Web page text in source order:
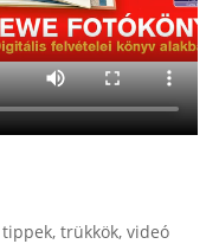
trükkök, videó